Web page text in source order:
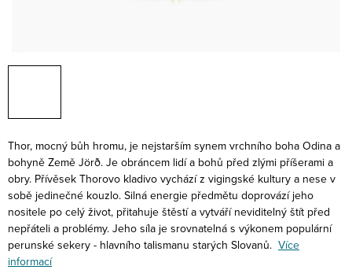
Thor, mocný bůh hromu, je nejstarším synem vrchního boha Odina a
bohyně Země Jörð. Je obráncem lidí a bohů před zlými příšerami a
obry. Přívěsek Thorovo kladivo vychází z vigingské kultury a nese v
sobě jedinečné kouzlo. Silná energie předmětu doprovází jeho
nositele po celý život, přitahuje štěstí a vytváří neviditelný štít před
nepřáteli a problémy. Jeho síla je srovnatelná s výkonem populární
perunské sekery - hlavního talismanu starých Slovanů. Více
informací